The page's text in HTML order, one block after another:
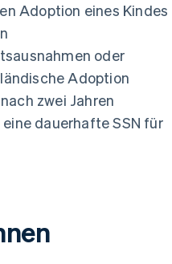
Adoption eines Kindes
oder
Adoption
zwei Jahren
dauerhafte SSN für